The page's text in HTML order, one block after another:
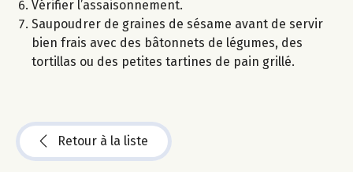
Vérifier l’assaisonnement.
Saupoudrer de graines de sésame avant de servir
bien frais avec des bâtonnets de légumes, des
tortillas ou des petites tartines de pain grillé.
Retour à la liste